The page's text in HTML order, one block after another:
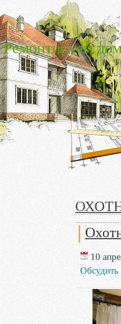
Ремонтируем
10
Обсудить